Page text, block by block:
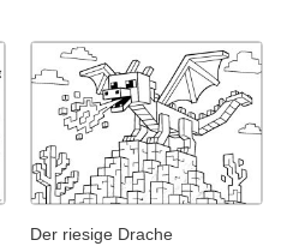
Der riesige Drache